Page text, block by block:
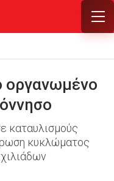
οργανωμένο
καταυλισμούς
κυκλώματος